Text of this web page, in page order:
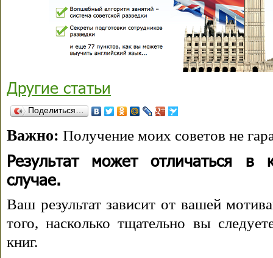
Другие статьи
Поделиться…
Важно: Получение моих советов не
Результат может отличаться в
случае.
Ваш результат зависит от вашей
того, насколько тщательно вы
книг.